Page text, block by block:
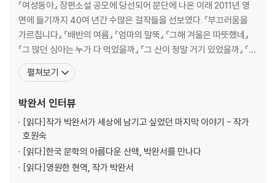
『여성동아』 장편소설 공모에 당선되어 문단에 나온 이래 2011년 영
면에 들기까지 40여 년간 수많은 걸작들을 선보였다. 『부끄러움을
가르칩니다』 『배반의 여름』 『엄마의 말뚝』 『그해 겨울은 따뜻했네』
『그 많던 싱아는 누가 다 먹었을까』 『그 산이 정말 거기 있었을까』 『친
절한 복희씨』 『기나긴 하루』 『미망』 등 다수의 작품이 있고, 한국문학
작가상 이상문학상 대한민국문학상 이산문학상 중앙문화대상 현대
순원문학상 호암상 금관문화훈장 등을 수상했
펼쳐보기
박완서 인터뷰
[읽다]작가 박완서가 세상에 남기고 싶었던 마지막 이야기 - 작가
호원숙
[읽다]한국 문학의 아름다운 산맥, 박완서를 만나다
[읽다]영원한 현역, 작가 박완서